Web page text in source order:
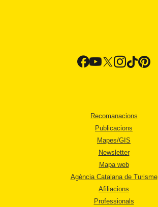
Recomanacions
Publicacions
Mapes/GIS
Newsletter
Mapa web
Agència Catalana de Turisme
Afiliacions
Professionals